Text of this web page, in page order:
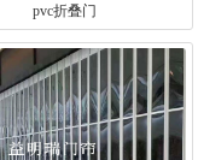
pvc折叠门